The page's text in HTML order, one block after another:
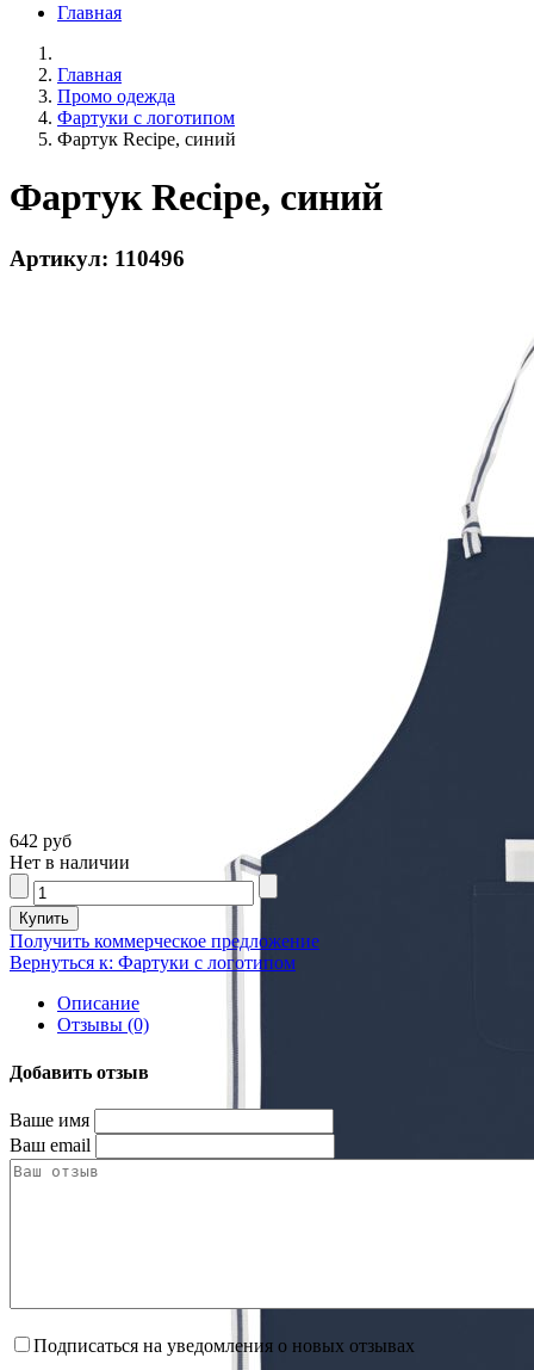
Главная
Главная
Промо одежда
Фартуки с логотипом
Фартук Recipe, синий
Фартук Recipe, синий
Артикул: 110496
642 руб
Нет в наличии
Получить коммерческое предложение
Вернуться к: Фартуки с логотипом
Описание
Отзывы (0)
Добавить отзыв
Ваше имя
Ваш email
Подписаться на уведомления о новых отзывах